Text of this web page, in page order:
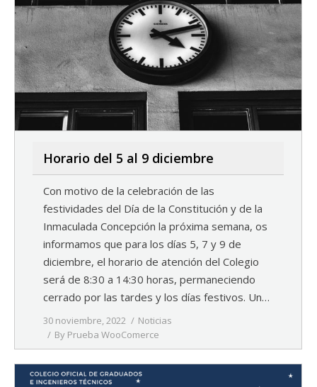
Horario del 5 al 9 diciembre
Con motivo de la celebración de las
festividades del Día de la Constitución y de la
Inmaculada Concepción la próxima semana, os
informamos que para los días 5, 7 y 9 de
diciembre, el horario de atención del Colegio
será de 8:30 a 14:30 horas, permaneciendo
cerrado por las tardes y los días festivos. Un…
30 noviembre, 2022
Noticias
By Prueba WooComerce